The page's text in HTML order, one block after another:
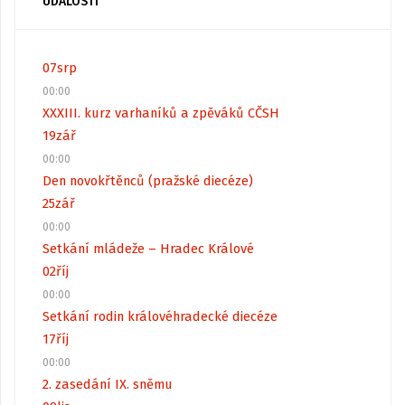
07srp
00:00
XXXIII. kurz varhaníků a zpěváků CČSH
19zář
00:00
Den novokřtěnců (pražské diecéze)
25zář
00:00
Setkání mládeže – Hradec Králové
02říj
00:00
Setkání rodin královéhradecké diecéze
17říj
00:00
2. zasedání IX. sněmu